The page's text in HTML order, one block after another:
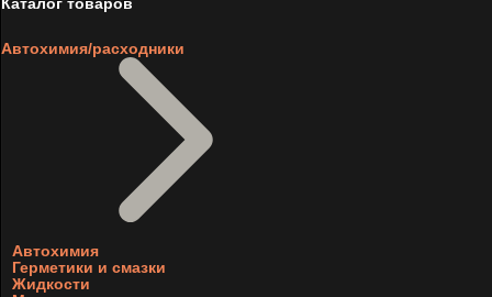
Автохимия/расходники
Автохимия
Герметики и смазки
Жидкости